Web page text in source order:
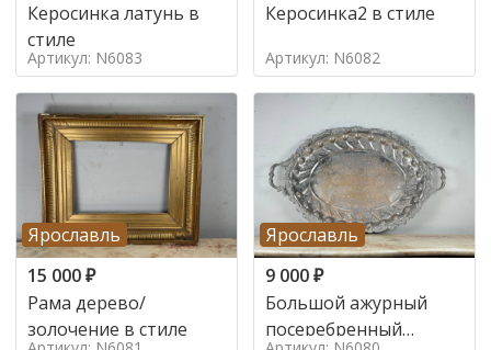
Керосинка латунь в
стиле
Артикул: N6083
Керосинка2 в стиле
Артикул: N6082
Ярославль
15 000₽
Рама дерево/
золочение в стиле
Ярославль
9 000₽
Большой ажурный
посеребренный